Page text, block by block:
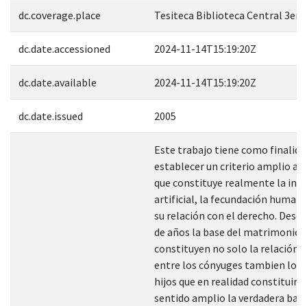
dc.coverage.place Tesiteca Biblioteca Central 3er.
dc.date.accessioned 2024-11-14T15:19:20Z
dc.date.available 2024-11-14T15:19:20Z
dc.date.issued 2005
Este trabajo tiene como
establecer un criterio amplio
que constituye realmente la
artificial, la fecundación
su relación con el derecho.
de años la base del matrimonio
constituyen no solo la relación
entre los cónyuges tambien lo
hijos que en realidad
sentido amplio la verdadera